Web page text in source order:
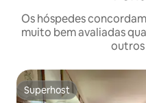
Os hóspedes
muito bem avaliadas
outros
Superhost
Superhost